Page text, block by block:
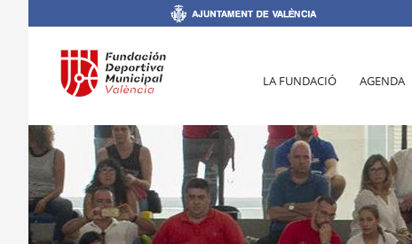
LA FUNDACIÓ AGENDA